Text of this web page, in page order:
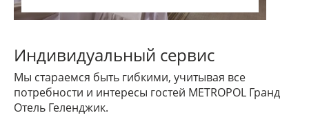
Индивидуальный сервис
Мы стараемся быть гибкими, учитывая все
потребности и интересы гостей METROPOL Гранд
Отель Геленджик.